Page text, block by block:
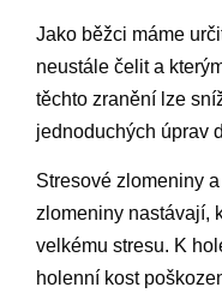
Jako běžci máme
neustále čelit a
těchto zranění lze
jednoduchých úprav
Stresové zlomeniny
zlomeniny nastávají,
velkému stresu. K
holenní kost